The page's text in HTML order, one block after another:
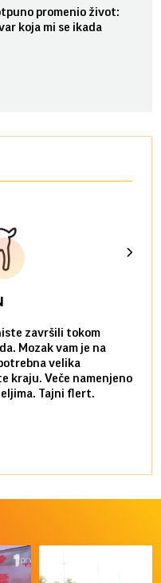
promenio život:
koja mi se ikada
završili tokom
Mozak vam je na
velika
kraju. Veče namenjeno
Tajni flert.